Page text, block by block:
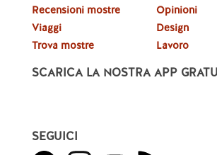
Recensioni mostre
Viaggi
Trova mostre
Opinioni
Design
Lavoro
SCARICA LA NOSTRA APP
SEGUICI